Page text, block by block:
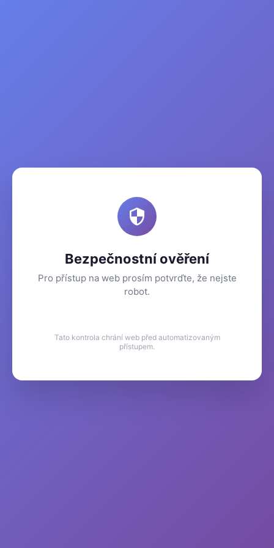
Bezpečnostní ověření
Pro přístup na web prosím potvrďte, že nejste
robot.
Tato kontrola chrání web před automatizovaným
přístupem.